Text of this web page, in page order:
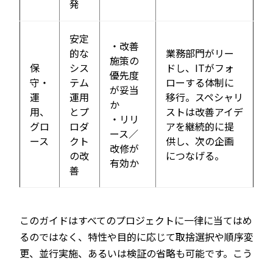
発
保
守・
運
用、
グロ
ース
安定
的な
シス
テム
運用
とプ
ロダ
クト
の改
善
・改善
施策の
優先度
が妥当
か
・リリ
ース／
改修が
有効か
業務部門がリー
ドし、ITがフォ
ローする体制に
移行。スペシャリ
ストは改善アイデ
アを継続的に提
供し、次の企画
につなげる。
このガイドはすべてのプロジェクトに一律に当てはめ
るのではなく、特性や目的に応じて取捨選択や順序変
更、並行実施、あるいは検証の省略も可能です。こう